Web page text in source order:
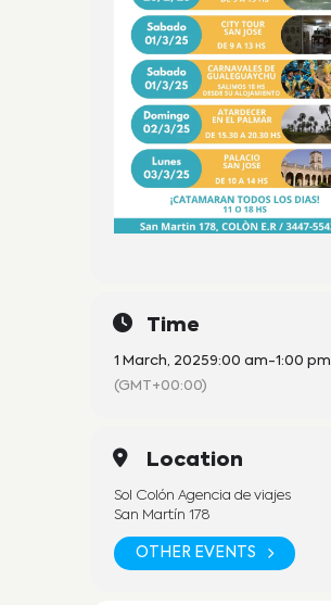
Time
1 March, 20259:00 am-1:00 pm
(GMT+00:00)
Location
Sol Colón Agencia de viajes
San Martín 178
OTHER EVENTS